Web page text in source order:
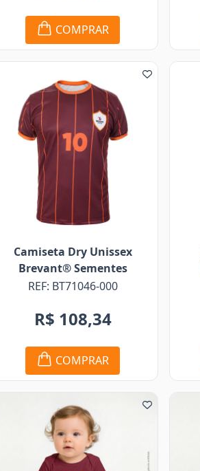
COMPRAR
Camiseta Dry Unissex
Brevant® Sementes
REF: BT71046-000
R$ 108,34
COMPRAR